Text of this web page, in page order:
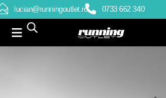
lucian@runningoutlet.ro 0733 662 340